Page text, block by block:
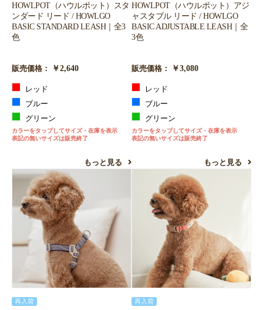
HOWLPOT（ハウルポット）スタ
ンダード リード / HOWLGO
BASIC STANDARD LEASH｜全3
色
販売価格： ￥2,640
レッド
ブルー
グリーン
カラーをタップしてサイズ・在庫を表示
表記の無いサイズは販売終了
もっと見る
HOWLPOT（ハウルポット）アジ
ャスタブル リード / HOWLGO
BASIC ADJUSTABLE LEASH｜全
3色
販売価格： ￥3,080
レッド
ブルー
グリーン
カラーをタップしてサイズ・在庫を表示
表記の無いサイズは販売終了
もっと見る
再入荷 再入荷